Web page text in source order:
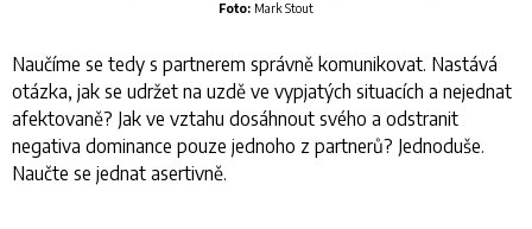
Foto: Mark Stout
Naučíme se tedy s partnerem správně komunikovat. Nastává
otázka, jak se udržet na uzdě ve vypjatých situacích a nejednat
afektovaně? Jak ve vztahu dosáhnout svého a odstranit
negativa dominance pouze jednoho z partnerů? Jednoduše.
Naučte se jednat asertivně.